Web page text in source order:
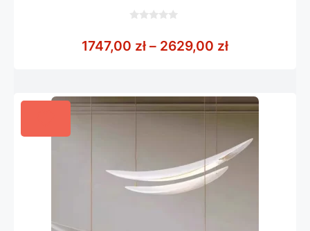
5
1747,00 zł – 2629,00 złZakres cen: